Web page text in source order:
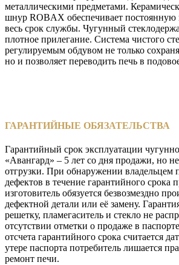
металлическими предметами.
шнур ROBAX обеспечивает постоянную
весь срок службы. Чугунный
плотное прилегание. Система чистого
регулируемым обдувом не только
но и позволяет переводить печь в
ГАРАНТИЙНЫЕ ОБЯЗАТЕЛЬСТВА
Гарантийный срок эксплуатации
«Авангард» – 5 лет со дня продажи, но
отгрузки. При обнаружении владельцем
дефектов в течение гарантийного срока
изготовитель обязуется безвозмездно
дефектной детали или её замену.
решетку, пламегаситель и стекло не
отсутствии отметки о продаже в
отсчета гарантийного срока считается
утере паспорта потребитель лишается
ремонт печи.